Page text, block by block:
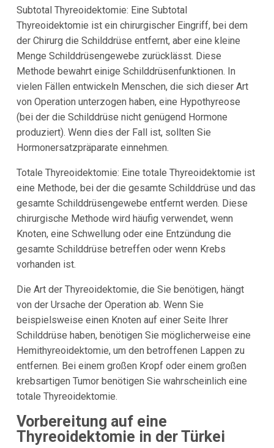
Subtotal Thyreoidektomie: Eine Subtotal
Thyreoidektomie ist ein chirurgischer Eingriff, bei dem
der Chirurg die Schilddrüse entfernt, aber eine kleine
Menge Schilddrüsengewebe zurücklässt. Diese
Methode bewahrt einige Schilddrüsenfunktionen. In
vielen Fällen entwickeln Menschen, die sich dieser Art
von Operation unterzogen haben, eine Hypothyreose
(bei der die Schilddrüse nicht genügend Hormone
produziert). Wenn dies der Fall ist, sollten Sie
Hormonersatzpräparate einnehmen.
Totale Thyreoidektomie: Eine totale Thyreoidektomie ist
eine Methode, bei der die gesamte Schilddrüse und das
gesamte Schilddrüsengewebe entfernt werden. Diese
chirurgische Methode wird häufig verwendet, wenn
Knoten, eine Schwellung oder eine Entzündung die
gesamte Schilddrüse betreffen oder wenn Krebs
vorhanden ist.
Die Art der Thyreoidektomie, die Sie benötigen, hängt
von der Ursache der Operation ab. Wenn Sie
beispielsweise einen Knoten auf einer Seite Ihrer
Schilddrüse haben, benötigen Sie möglicherweise eine
Hemithyreoidektomie, um den betroffenen Lappen zu
entfernen. Bei einem großen Kropf oder einem großen
krebsartigen Tumor benötigen Sie wahrscheinlich eine
totale Thyreoidektomie.
Vorbereitung auf eine
Thyreoidektomie in der Türkei